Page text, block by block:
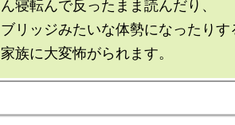
ん寝転んで反ったまま読んだり、
ブリッジみたいな体勢になったりす